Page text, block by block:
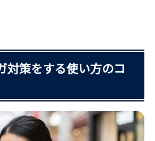
対策をする使い方のコ